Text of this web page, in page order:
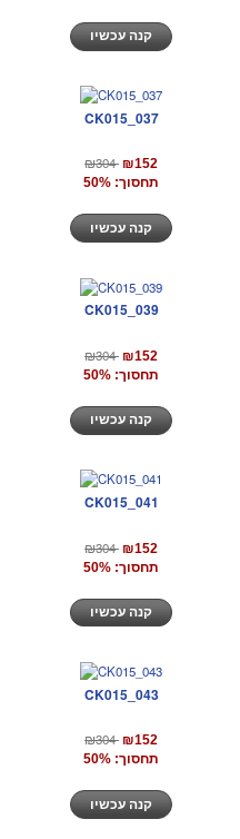
CK015_037
₪304 ₪152
תחסוך: 50%
CK015_039
₪304 ₪152
תחסוך: 50%
CK015_041
₪304 ₪152
תחסוך: 50%
CK015_043
₪304 ₪152
תחסוך: 50%